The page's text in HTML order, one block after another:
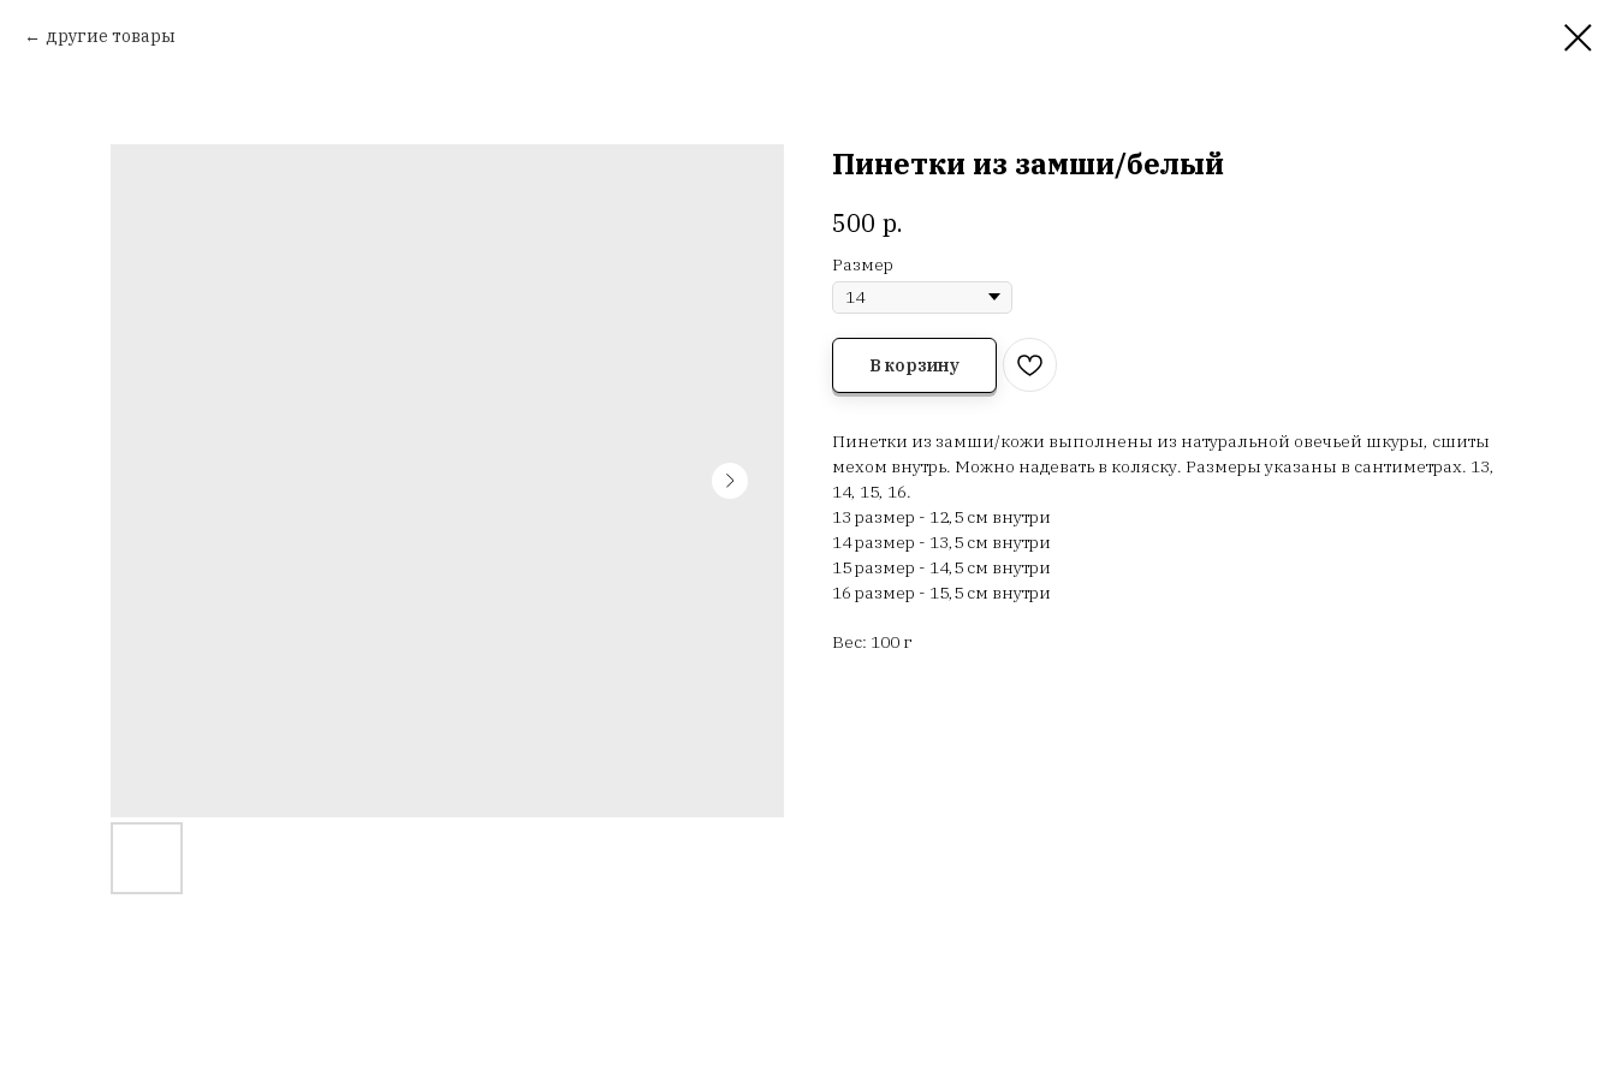
другие товары
Пинетки из замши/белый
500 р.
Размер
В корзину
Пинетки из замши/кожи выполнены из натуральной овечьей шкуры, сшиты
мехом внутрь. Можно надевать в коляску. Размеры указаны в сантиметрах. 13,
14, 15, 16.
13 размер - 12,5 см внутри
14 размер - 13,5 см внутри
15 размер - 14,5 см внутри
16 размер - 15,5 см внутри
Вес: 100 г